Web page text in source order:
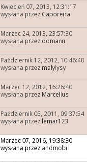
Kwiecień 07, 2013, 12:31:17
wysłana przez Caporeira
Marzec 24, 2013, 23:57:30
wysłana przez domann
Październik 12, 2012, 10:46:40
wysłana przez malylysy
Marzec 12, 2012, 16:26:40
wysłana przez Marcellus
Październik 05, 2011, 09:37:54
wysłana przez lemar123
Marzec 07, 2016, 19:38:30
wysłana przez andmobil